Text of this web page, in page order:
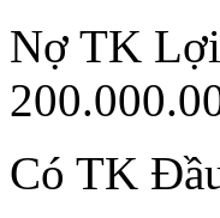
Nợ TK Lợi
Có TK